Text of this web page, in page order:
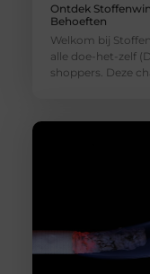
Ontdek
Behoeften
Welkom bij
alle doe-het-zelf
shoppers. Deze